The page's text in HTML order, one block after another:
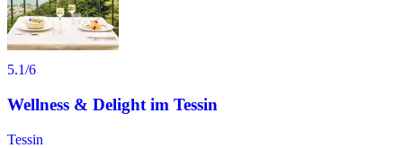
5.1/6
Wellness & Delight im Tessin
Tessin